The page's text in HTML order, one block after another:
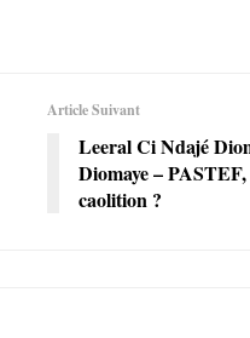
Article Suivant
Leeral Ci Ndajé
Diomaye –
caolition ?